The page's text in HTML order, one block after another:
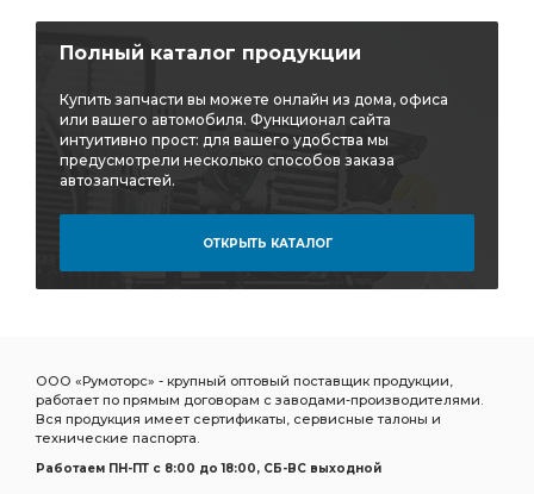
Полный каталог продукции
Купить запчасти вы можете онлайн из дома, офиса
или вашего автомобиля. Функционал сайта
интуитивно прост: для вашего удобства мы
предусмотрели несколько способов заказа
автозапчастей.
ОТКРЫТЬ КАТАЛОГ
ООО «Румоторс» - крупный оптовый поставщик продукции,
работает по прямым договорам с заводами-производителями.
Вся продукция имеет сертификаты, сервисные талоны и
технические паспорта.
Работаем ПН-ПТ c 8:00 до 18:00, СБ-ВС выходной